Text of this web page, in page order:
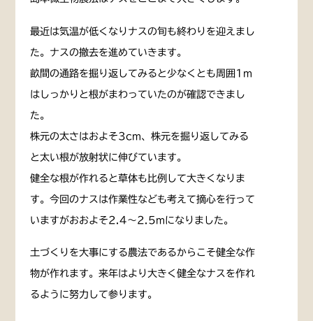
最近は気温が低くなりナスの旬も終わりを迎えまし
た。ナスの撤去を進めていきます。
畝間の通路を掘り返してみると少なくとも周囲1m
はしっかりと根がまわっていたのが確認できまし
た。
株元の太さはおよそ3cm、株元を掘り返してみる
と太い根が放射状に伸びています。
健全な根が作れると草体も比例して大きくなりま
す。今回のナスは作業性なども考えて摘心を行って
いますがおおよそ2.4〜2.5mになりました。
土づくりを大事にする農法であるからこそ健全な作
物が作れます。来年はより大きく健全なナスを作れ
るように努力して参ります。